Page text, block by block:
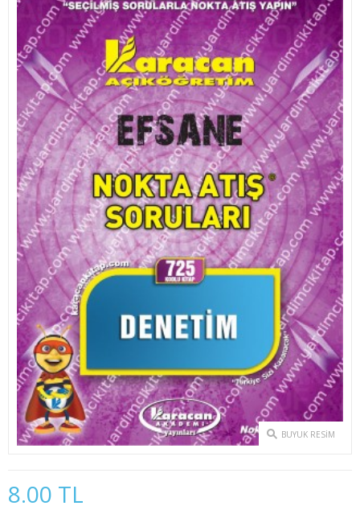
2. SINIF 4. YARIYIL İŞLETME
3. SINIF 5. YARIYIL İŞLETME
3. SINIF 6. YARIYIL İŞLETME
4. SINIF 7. YARIYIL İŞLETME
4. SINIF 8. YARIYIL İŞLETME
İKTİSAT
1. SINIF 1. YARIYIL İKTİSAT
1. SINIF 2. YARIYIL İKTİSAT
2. SINIF 3. YARIYIL İKTİSAT
2. SINIF 4. YARIYIL İKTİSAT
3. SINIF 5. YARIYIL İKTİSAT
3. SINIF 6. YARIYIL İKTİSAT
4. SINIF 7. YARIYIL İKTİSAT
BUYUK RESIM
8.00 TL